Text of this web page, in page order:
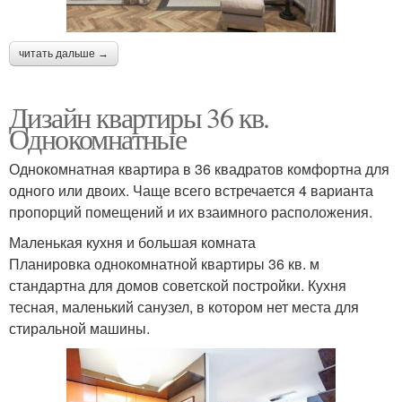
читать дальше →
Дизайн квартиры 36 кв.
Однокомнатные
Однокомнатная квартира в 36 квадратов комфортна для
одного или двоих. Чаще всего встречается 4 варианта
пропорций помещений и их взаимного расположения.
Маленькая кухня и большая комната
Планировка однокомнатной квартиры 36 кв. м
стандартна для домов советской постройки. Кухня
тесная, маленький санузел, в котором нет места для
стиральной машины.